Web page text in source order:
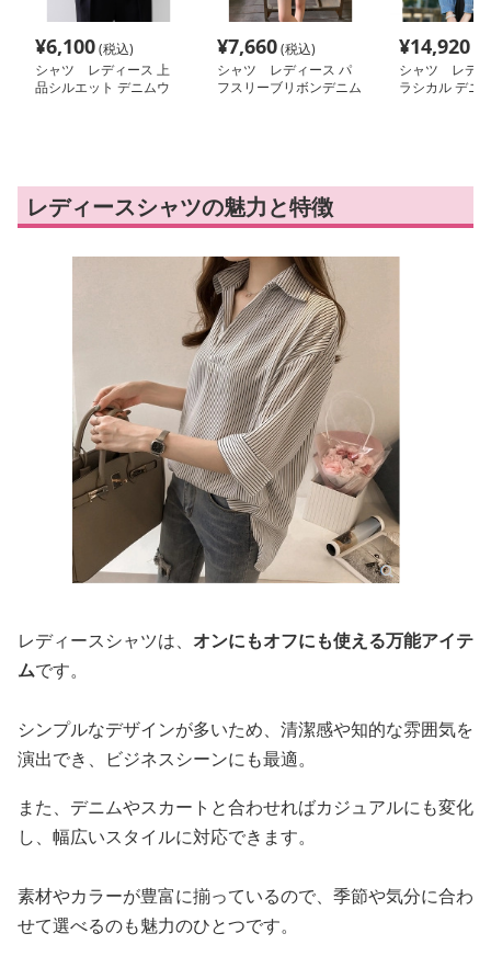
¥6,100(税込)
シャツ レディース 上
品シルエット デニムウ
¥7,660(税込)
シャツ レディース パ
フスリーブリボンデニム
¥14,920
シャツ レデ
ラシカル デニ
レディースシャツの魅力と特徴
レディースシャツは、 オンにもオフにも使える万能アイテ
ムです。
シンプルなデザインが多いため、清潔感や知的な雰囲気を
演出でき、ビジネスシーンにも最適。
また、デニムやスカートと合わせればカジュアルにも変化
し、幅広いスタイルに対応できます。
素材やカラーが豊富に揃っているので、季節や気分に合わ
せて選べるのも魅力のひとつです。